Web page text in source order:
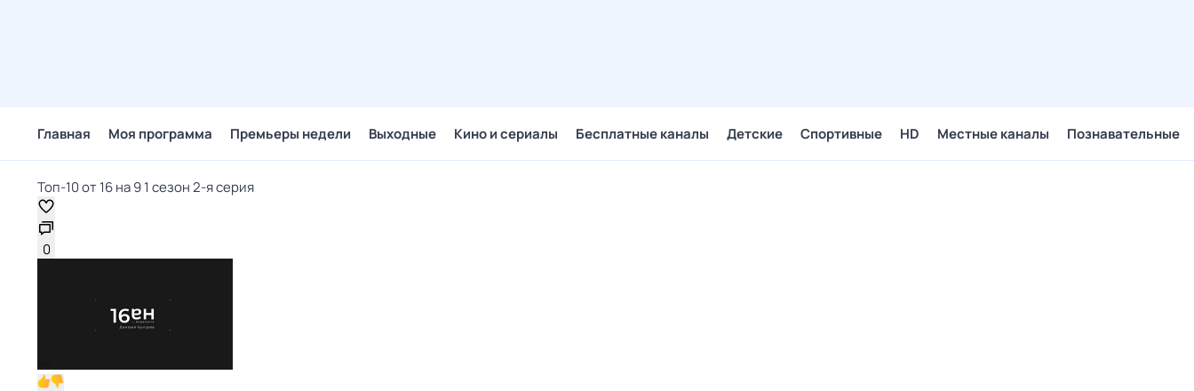
Главная Моя программа Премьеры недели Выходные Кино и сериалы Бесплатные каналы Детские Спортивные HD Местные каналы Познавательные
Топ-10 от 16 на 9 1 сезон 2-я серия
0